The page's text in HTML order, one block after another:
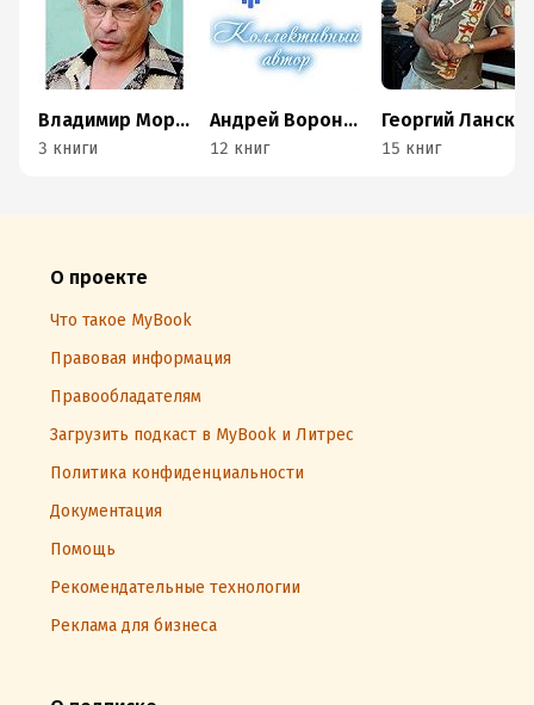
Владимир Моргунов
3 книги
Андрей Воронин
12 книг 15 книг
О проекте
Что такое MyBook
Правовая информация
Правообладателям
Загрузить подкаст в MyBook и Литрес
Политика конфиденциальности
Документация
Помощь
Рекомендательные технологии
Реклама для бизнеса